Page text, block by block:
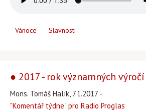
Vánoce Slavnosti
● 2017 - rok významných výročí
Mons. Tomáš Halík, 7.1.2017 -
"Komentář týdne" pro Radio Proglas